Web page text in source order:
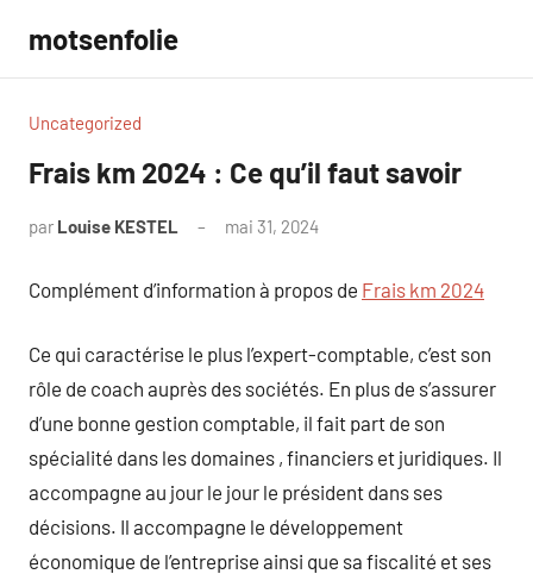
contenu
motsenfolie
Uncategorized
Frais km 2024 : Ce qu’il faut savoir
par Louise KESTEL mai 31, 2024
Complément d’information à propos de Frais km 2024
Ce qui caractérise le plus l’expert-comptable, c’est son
rôle de coach auprès des sociétés. En plus de s’assurer
d’une bonne gestion comptable, il fait part de son
spécialité dans les domaines , financiers et juridiques. Il
accompagne au jour le jour le président dans ses
décisions. Il accompagne le développement
économique de l’entreprise ainsi que sa fiscalité et ses